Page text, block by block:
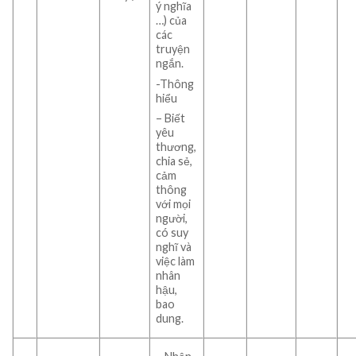
ý nghĩa
…) của
các
truyện
ngắn.
-Thông
hiểu
– Biết
yêu
thương,
chia sẻ,
cảm
thông
với mọi
người,
có suy
nghĩ và
việc làm
nhân
hậu,
bao
dung.